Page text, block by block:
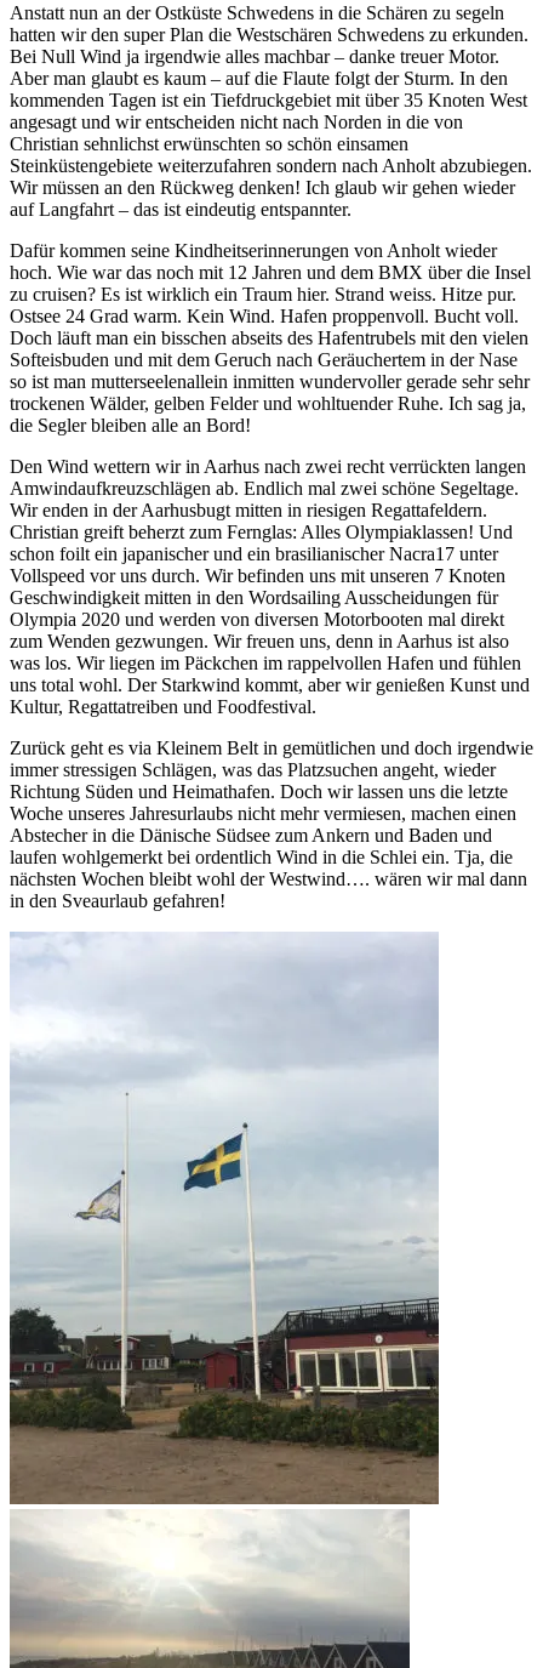
Anstatt nun an der Ostküste Schwedens in die Schären zu segeln
hatten wir den super Plan die Westschären Schwedens zu erkunden.
Bei Null Wind ja irgendwie alles machbar – danke treuer Motor.
Aber man glaubt es kaum – auf die Flaute folgt der Sturm. In den
kommenden Tagen ist ein Tiefdruckgebiet mit über 35 Knoten West
angesagt und wir entscheiden nicht nach Norden in die von
Christian sehnlichst erwünschten so schön einsamen
Steinküstengebiete weiterzufahren sondern nach Anholt abzubiegen.
Wir müssen an den Rückweg denken! Ich glaub wir gehen wieder
auf Langfahrt – das ist eindeutig entspannter.
Dafür kommen seine Kindheitserinnerungen von Anholt wieder
hoch. Wie war das noch mit 12 Jahren und dem BMX über die Insel
zu cruisen? Es ist wirklich ein Traum hier. Strand weiss. Hitze pur.
Ostsee 24 Grad warm. Kein Wind. Hafen proppenvoll. Bucht voll.
Doch läuft man ein bisschen abseits des Hafentrubels mit den vielen
Softeisbuden und mit dem Geruch nach Geräuchertem in der Nase
so ist man mutterseelenallein inmitten wundervoller gerade sehr sehr
trockenen Wälder, gelben Felder und wohltuender Ruhe. Ich sag ja,
die Segler bleiben alle an Bord!
Den Wind wettern wir in Aarhus nach zwei recht verrückten langen
Amwindaufkreuzschlägen ab. Endlich mal zwei schöne Segeltage.
Wir enden in der Aarhusbugt mitten in riesigen Regattafeldern.
Christian greift beherzt zum Fernglas: Alles Olympiaklassen! Und
schon foilt ein japanischer und ein brasilianischer Nacra17 unter
Vollspeed vor uns durch. Wir befinden uns mit unseren 7 Knoten
Geschwindigkeit mitten in den Wordsailing Ausscheidungen für
Olympia 2020 und werden von diversen Motorbooten mal direkt
zum Wenden gezwungen. Wir freuen uns, denn in Aarhus ist also
was los. Wir liegen im Päckchen im rappelvollen Hafen und fühlen
uns total wohl. Der Starkwind kommt, aber wir genießen Kunst und
Kultur, Regattatreiben und Foodfestival.
Zurück geht es via Kleinem Belt in gemütlichen und doch irgendwie
immer stressigen Schlägen, was das Platzsuchen angeht, wieder
Richtung Süden und Heimathafen. Doch wir lassen uns die letzte
Woche unseres Jahresurlaubs nicht mehr vermiesen, machen einen
Abstecher in die Dänische Südsee zum Ankern und Baden und
laufen wohlgemerkt bei ordentlich Wind in die Schlei ein. Tja, die
nächsten Wochen bleibt wohl der Westwind…. wären wir mal dann
in den Sveaurlaub gefahren!